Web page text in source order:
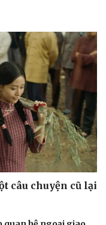
câu chuyện cũ lại